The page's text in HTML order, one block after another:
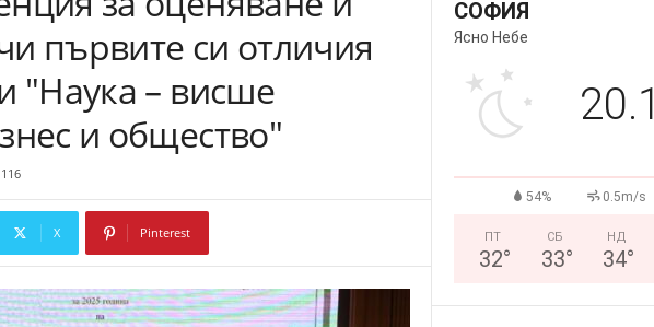
първите си отличия
"Наука – висше
и общество"
116
X Pinterest
СОФИЯ
Ясно Небе
20.1
54% 0.5m/s
ПТ
32°
СБ
33°
НД
34°